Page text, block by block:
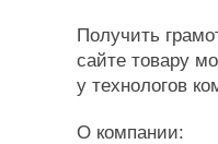
Получить
сайте товару
у технологов
О компании: